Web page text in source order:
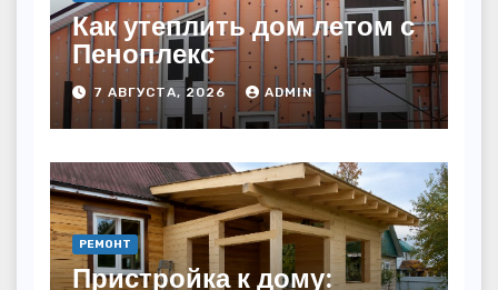
Как утеплить дом летом с
Пеноплекс
7 АВГУСТА, 2026 ADMIN
РЕМОНТ
Пристройка к дому: